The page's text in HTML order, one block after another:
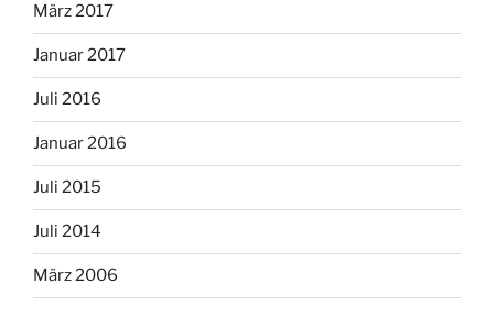
März 2017
Januar 2017
Juli 2016
Januar 2016
Juli 2015
Juli 2014
März 2006